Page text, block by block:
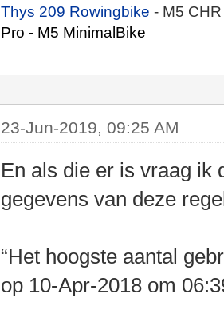
Thys 209 Rowingbike- M5
Pro - M5 MinimalBike
23-Jun-2019, 09:25 AM
En als die er is vraag ik
gegevens van deze
“Het hoogste aantal
op 10-Apr-2018 om